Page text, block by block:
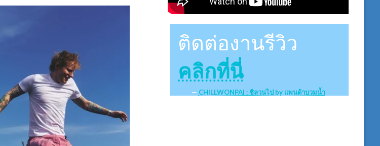
ติดต่องานรีวิว
คลิกที่นี่
CHILLWONPAI : ชิลวนไป by แพนด้าบวมน้ำ